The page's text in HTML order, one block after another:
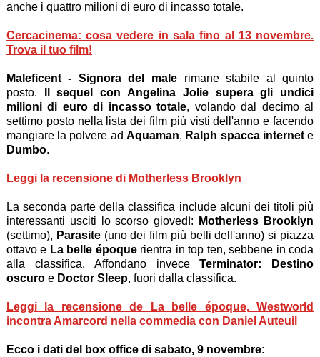
anche i quattro milioni di euro di incasso totale.
Cercacinema: cosa vedere in sala fino al 13 novembre.
Trova il tuo film!
Maleficent - Signora del male rimane stabile al quinto
posto.
Il sequel con Angelina Jolie supera gli undici
milioni di euro di incasso totale, volando dal decimo al
settimo posto nella lista dei film più visti dell'anno e facendo
mangiare la polvere ad Aquaman, Ralph spacca internete
Dumbo.
Leggi la recensione di Motherless Brooklyn
La seconda parte della classifica include alcuni dei titoli più
interessanti usciti lo scorso giovedì:
Motherless Brooklyn
(settimo), Parasite(uno dei film più belli dell'anno) si piazza
ottavo e La belle époquerientra in top ten, sebbene in coda
alla classifica. Affondano inveceTerminator: Destino
oscuroe Doctor Sleep, fuori dalla classifica.
Leggi la recensione de La belle époque, Westworld
incontra Amarcord nella commedia con Daniel Auteuil
Ecco i dati del box office di sabato, 9 novembre: